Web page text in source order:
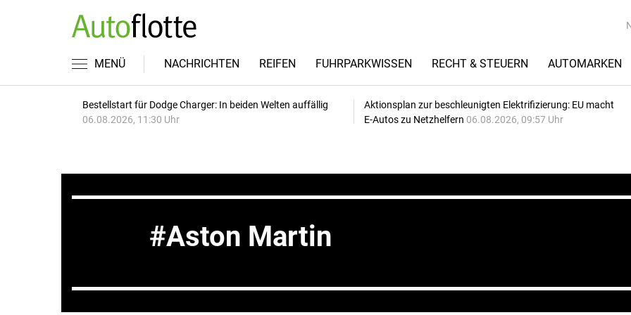
MENÜ NACHRICHTEN REIFEN FUHRPARKWISSEN RECHT & STEUERN AUTOMARKEN
Bestellstart für Dodge Charger: In beiden Welten auffällig
06.08.2026, 11:30 Uhr
Aktionsplan zur beschleunigten Elektrifizierung: EU macht
E-Autos zu Netzhelfern 06.08.2026, 09:57 Uhr
Aston Martin